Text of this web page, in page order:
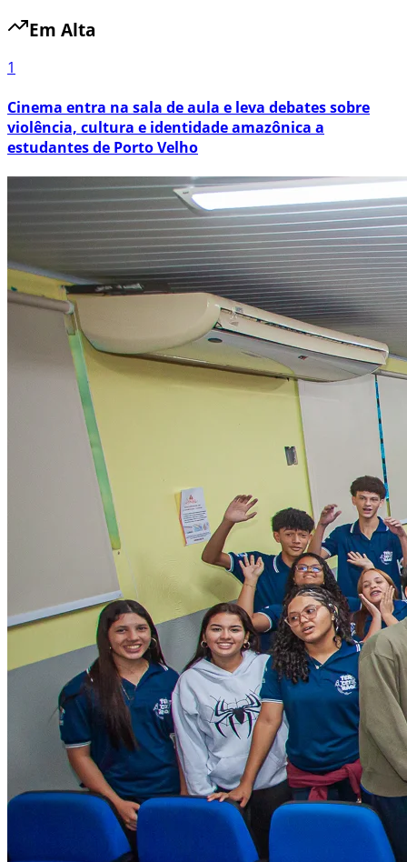
Em Alta
1
Cinema entra na sala de aula e leva debates sobre
violência, cultura e identidade amazônica a
estudantes de Porto Velho